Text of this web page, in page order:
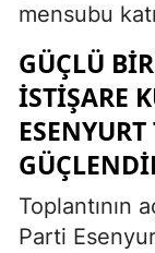
mensubu
GÜÇLÜ
İSTIŞARE
Toplantının
Parti